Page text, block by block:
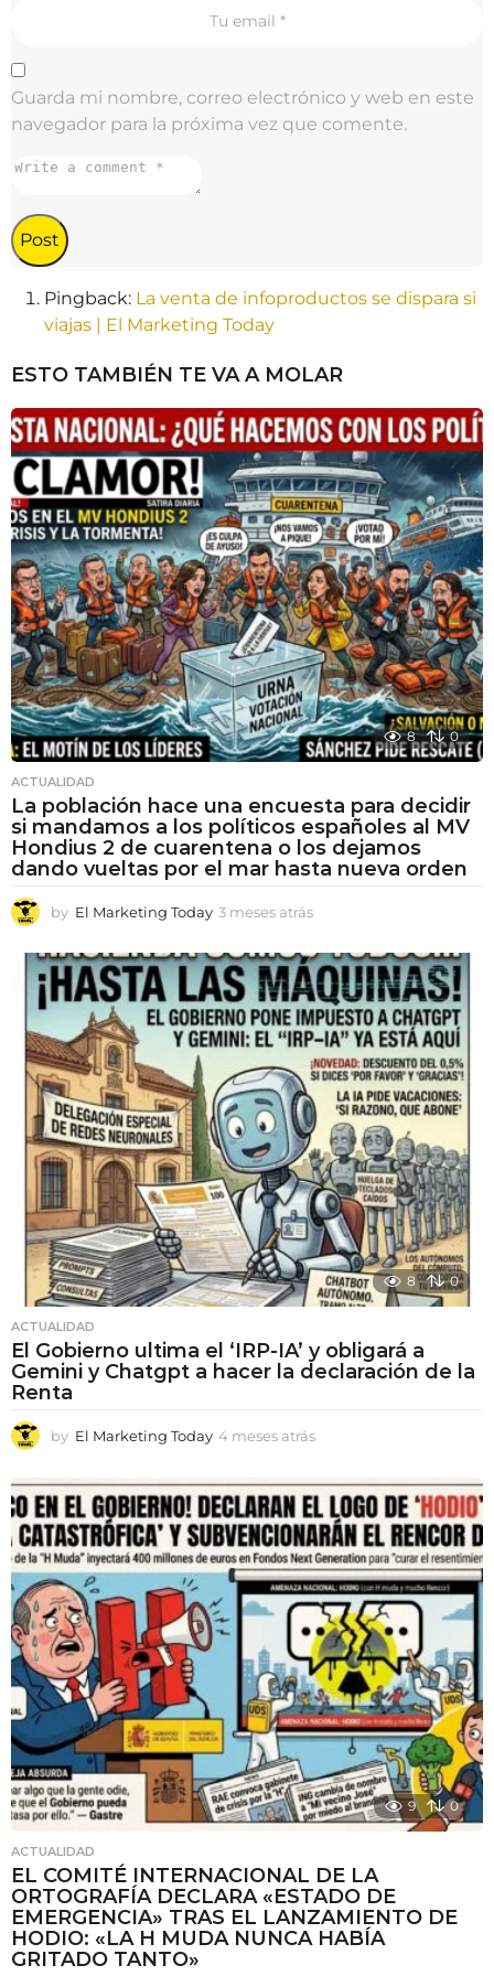
n
Guarda mi nombre, correo electrónico y web en este
navegador para la próxima vez que comente.
Pingback: La venta de infoproductos se dispara si
viajas | El Marketing Today
ESTO TAMBIÉN TE VA A MOLAR
8 0
ACTUALIDAD
La población hace una encuesta para decidir
si mandamos a los políticos españoles al MV
Hondius 2 de cuarentena o los dejamos
dando vueltas por el mar hasta nueva orden
by El Marketing Today 3 meses atrás
e
s
e
s
a
t
r
á
s
8 0
ACTUALIDAD
El Gobierno ultima el ‘IRP-IA’ y obligará a
Gemini y Chatgpt a hacer la declaración de la
Renta
by El Marketing Today 4 meses atrás
e
s
e
s
a
t
r
á
s
9 0
ACTUALIDAD
EL COMITÉ INTERNACIONAL DE LA
ORTOGRAFÍA DECLARA «ESTADO DE
EMERGENCIA» TRAS EL LANZAMIENTO DE
HODIO: «LA H MUDA NUNCA HABÍA
GRITADO TANTO»